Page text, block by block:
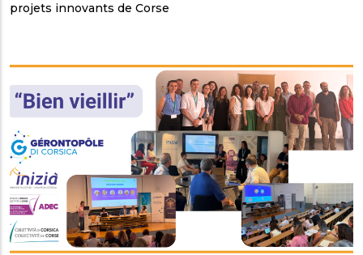
projets innovants de Corse